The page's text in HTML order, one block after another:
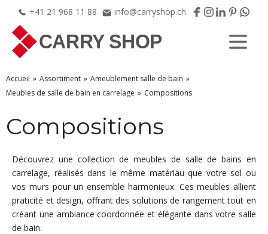
+41 21 968 11 88 info@carryshop.ch
Accueil Assortiment
Ameublement salle de bain
Meubles de salle de bain en carrelage
Compositions
Compositions
Découvrez une collection de meubles de salle de bains en
carrelage, réalisés dans le même matériau que votre sol ou
vos murs pour un ensemble harmonieux. Ces meubles allient
praticité et design, offrant des solutions de rangement tout en
créant une ambiance coordonnée et élégante dans votre salle
de bain.